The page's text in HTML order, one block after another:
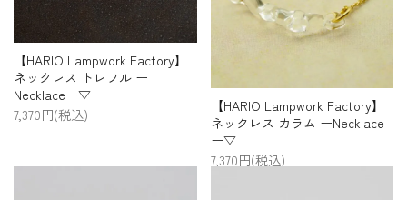
【HARIO Lampwork Factory】
ネックレス トレフル ー
Necklaceー▽
7,370円(税込)
【HARIO Lampwork Factory】
ネックレス カラム ーNecklace
ー▽
7,370円(税込)